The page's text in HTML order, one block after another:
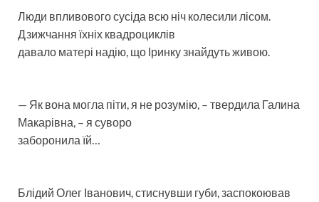
Люди впливового сусіда всю ніч колесили лісом.
Дзижчання їхніх квадроциклів
давало матері надію, що Іринку знайдуть живою.
— Як вона могла піти, я не розумію, – твердила Галина
Макарівна, – я суворо
заборонила їй…
Блідий Олег Іванович, стиснувши губи, заспокоював